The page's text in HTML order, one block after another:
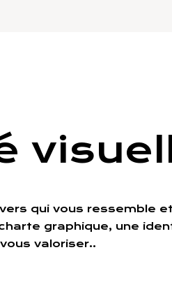
qui vous ressemble
graphique, une
valoriser..